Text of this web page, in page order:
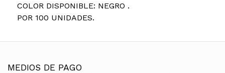
COLOR DISPONIBLE: NEGRO .
POR 100 UNIDADES.
MEDIOS DE PAGO